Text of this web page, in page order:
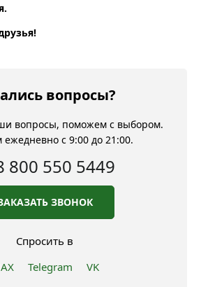
вопросы?
вопросы, поможем с выбором.
ежедневно с 9:00 до 21:00.
800 550 5449
ЗВОНОК
Спросить в
Telegram VK